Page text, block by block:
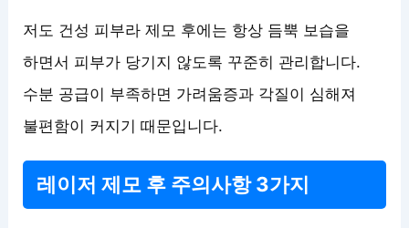
저도 건성 피부라 제모 후에는 항상 듬뿍 보습을
하면서 피부가 당기지 않도록 꾸준히 관리합니다.
수분 공급이 부족하면 가려움증과 각질이 심해져
불편함이 커지기 때문입니다.
레이저 제모 후 주의사항 3가지